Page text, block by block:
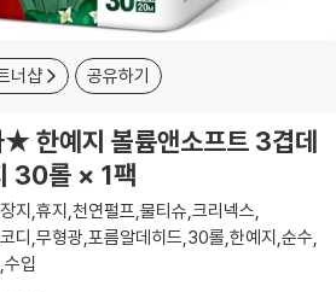
너샵 공유하기
한예지 볼륨앤소프트 3겹데
30롤 × 1팩
지,휴지,천연펄프,물티슈,크리넥스,
디,무형광,포름알데히드,30롤,한예지,순수,
입